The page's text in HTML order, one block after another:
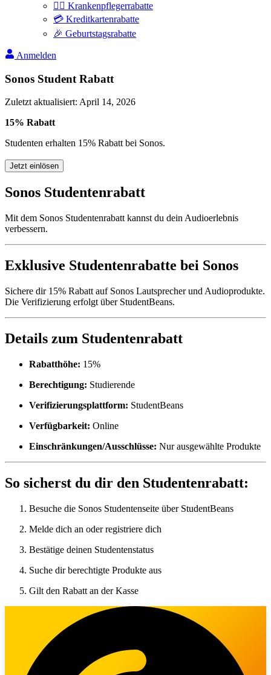
👩‍⚕️ Krankenpflegerrabatte
💳 Kreditkartenrabatte
🎉 Geburtstagsrabatte
Anmelden
Sonos Student Rabatt
Zuletzt aktualisiert: April 14, 2026
15% Rabatt
Studenten erhalten 15% Rabatt bei Sonos.
Jetzt einlösen
Sonos Studentenrabatt
Mit dem Sonos Studentenrabatt kannst du dein Audioerlebnis
verbessern.
Exklusive Studentenrabatte bei Sonos
Sichere dir 15% Rabatt auf Sonos Lautsprecher und Audioprodukte.
Die Verifizierung erfolgt über StudentBeans.
Details zum Studentenrabatt
Rabatthöhe: 15%
Berechtigung: Studierende
Verifizierungsplattform: StudentBeans
Verfügbarkeit: Online
Einschränkungen/Ausschlüsse: Nur ausgewählte Produkte
So sicherst du dir den Studentenrabatt:
Besuche die Sonos Studentenseite über StudentBeans
Melde dich an oder registriere dich
Bestätige deinen Studentenstatus
Suche dir berechtigte Produkte aus
Gilt den Rabatt an der Kasse